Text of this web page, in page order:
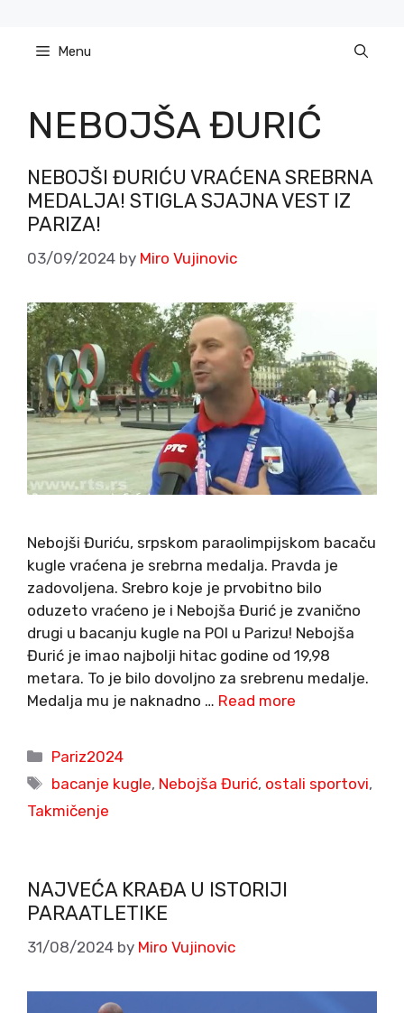
content Menu
NEBOJŠA ĐURIĆ
NEBOJŠI ĐURIĆU VRAĆENA SREBRNA
MEDALJA! STIGLA SJAJNA VEST IZ
PARIZA!
03/09/2024 by Miro Vujinovic
Nebojši Đuriću, srpskom paraolimpijskom bacaču
kugle vraćena je srebrna medalja. Pravda je
zadovoljena. Srebro koje je prvobitno bilo
oduzeto vraćeno je i Nebojša Đurić je zvanično
drugi u bacanju kugle na POI u Parizu! Nebojša
Đurić je imao najbolji hitac godine od 19,98
metara. To je bilo dovoljno za srebrenu medalje.
Medalja mu je naknadno … Read more
Categories
Pariz2024
Tags
bacanje kugle, Nebojša Đurić, ostali sportovi,
Takmičenje
NAJVEĆA KRAĐA U ISTORIJI
PARAATLETIKE
31/08/2024 by Miro Vujinovic